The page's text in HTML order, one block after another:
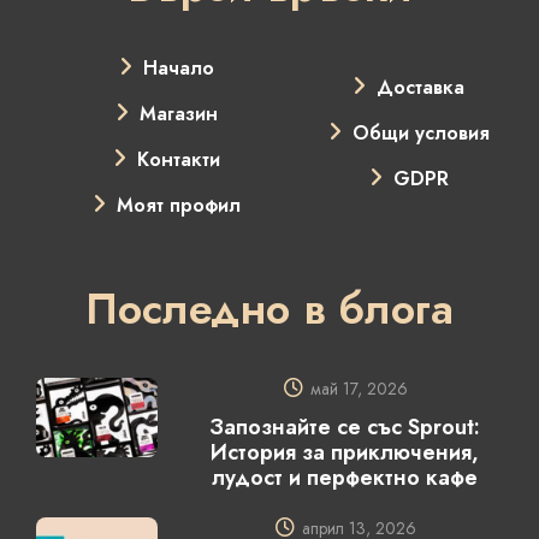
Начало
Магазин
Контакти
Моят профил
Доставка
Общи условия
GDPR
Последно в блога
май 17, 2026
Запознайте се със Sprout:
История за приключения,
лудост и перфектно кафе
април 13, 2026